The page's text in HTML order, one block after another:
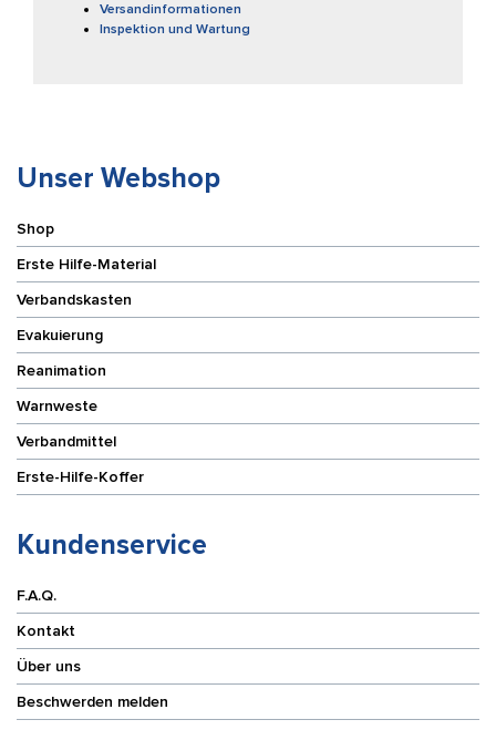
Versandinformationen
Inspektion und Wartung
Unser Webshop
Shop
Erste Hilfe-Material
Verbandskasten
Evakuierung
Reanimation
Warnweste
Verbandmittel
Erste-Hilfe-Koffer
Kundenservice
F.A.Q.
Kontakt
Über uns
Beschwerden melden